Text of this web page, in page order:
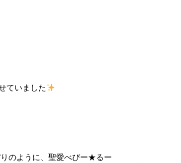
ていました
のように、聖愛べびー★るー